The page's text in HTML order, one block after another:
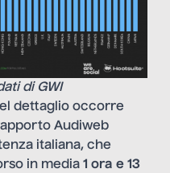
di GWI
dettaglio occorre
Audiweb
italiana, che
in media 1 ora e 13